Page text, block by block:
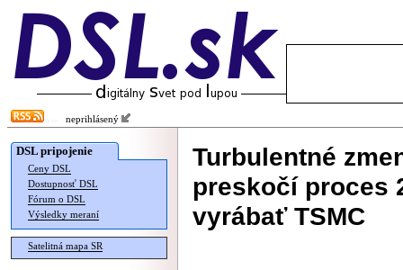
neprihlásený
DSL pripojenie
Ceny DSL
Dostupnosť DSL
Fórum o DSL
Výsledky meraní
Satelitná mapa SR
Turbulentné
preskočí proces
vyrábať TSMC